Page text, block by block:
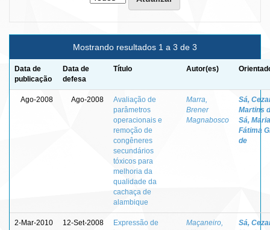
Mostrando resultados 1 a 3 de 3
Data de
publicação
Data de
defesa
Título Autor(es)
Ago-2008 Ago-2008
Avaliação de
parâmetros
operacionais e
remoção de
congêneres
secundários
tóxicos para
melhoria da
qualidade da
cachaça de
alambique
Marra,
Brener
Magnabosco
Sá,
Martins
Sá, Maria
Fátima
de
2-Mar-2010 12-Set-2008
Expressão de
Maçaneiro,
Sá,